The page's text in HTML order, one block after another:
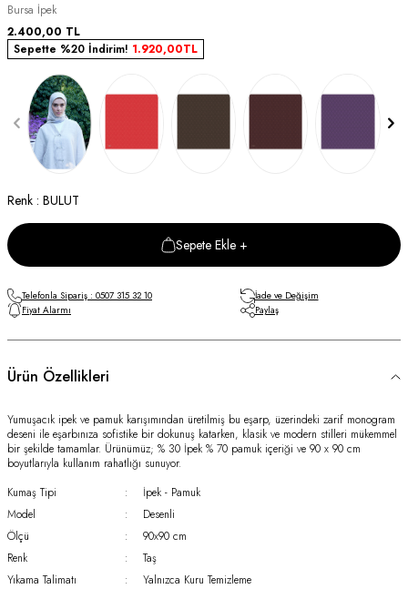
Bursa İpek
2.400,00 TL
Sepette %20 İndirim! 1.920,00TL
Renk : BULUT
Sepete Ekle +
Telefonla Sipariş : 0507 315 32 10
İade ve Değişim
Fiyat Alarmı
Paylaş
Ürün Özellikleri
Yumuşacık ipek ve pamuk karışımından üretilmiş bu eşarp, üzerindeki zarif monogram
deseni ile eşarbınıza sofistike bir dokunuş katarken, klasik ve modern stilleri mükemmel
bir şekilde tamamlar. Ürünümüz; % 30 İpek % 70 pamuk içeriği ve 90 x 90 cm
boyutlarıyla kullanım rahatlığı sunuyor.
Kumaş Tipi
:
İpek - Pamuk
Model
:
Desenli
Ölçü
:
90x90 cm
Renk
:
Taş
Yıkama Talimatı
: Yalnızca Kuru Temizleme